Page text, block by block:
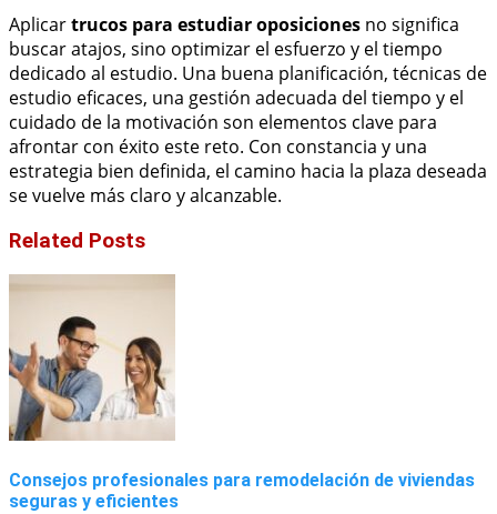
Aplicartrucos para estudiar oposiciones no significa
buscar atajos, sino optimizar el esfuerzo y el tiempo
dedicado al estudio. Una buena planificación, técnicas de
estudio eficaces, una gestión adecuada del tiempo y el
cuidado de la motivación son elementos clave para
afrontar con éxito este reto. Con constancia y una
estrategia bien definida, el camino hacia la plaza deseada
se vuelve más claro y alcanzable.
Related Posts
Consejos profesionales para remodelación de viviendas
seguras y eficientes